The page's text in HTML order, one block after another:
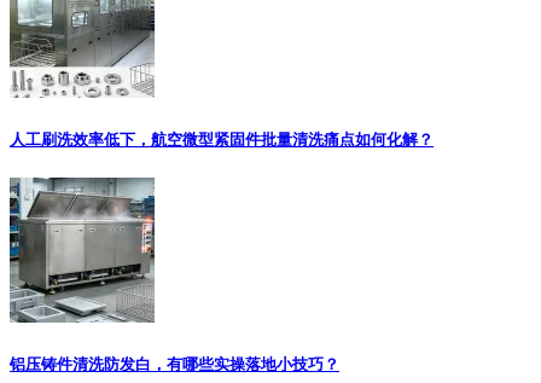
人工刷洗效率低下，航空微型紧固件批量清洗痛点如何化解？
铝压铸件清洗防发白，有哪些实操落地小技巧？